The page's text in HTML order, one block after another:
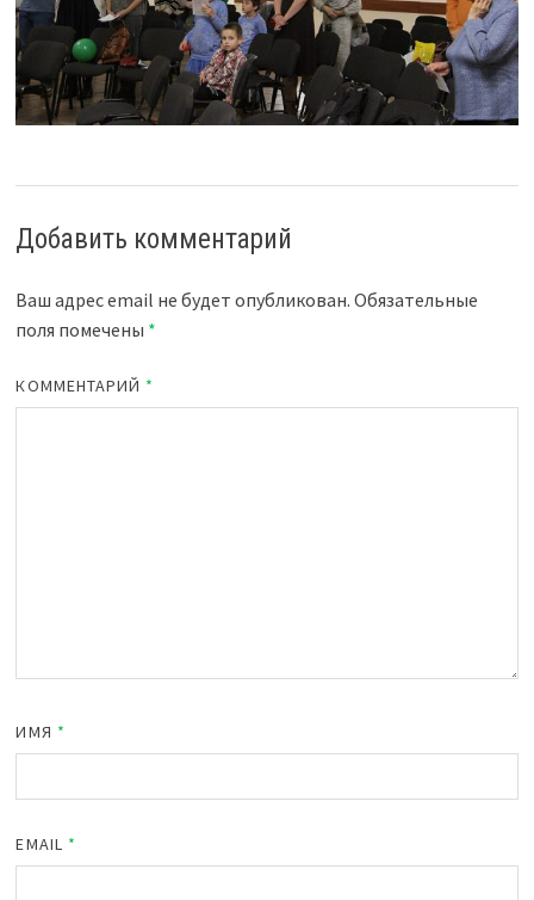
Добавить комментарий
Ваш адрес email не будет опубликован. Обязательные
поля помечены *
КОММЕНТАРИЙ *
ИМЯ *
EMAIL *